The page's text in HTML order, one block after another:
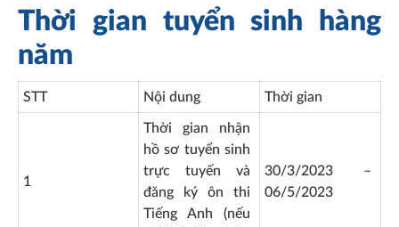
Thời gian tuyển sinh hàng
năm
STT Nội dung Thời gian
1
Thời gian nhận
hồ sơ tuyển sinh
trực tuyến và
đăng ký ôn thi
Tiếng Anh (nếu
30/3/2023 –
06/5/2023